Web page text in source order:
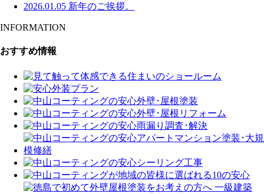
2026.01.05 新年のご挨拶。
INFORMATION
おすすめ情報